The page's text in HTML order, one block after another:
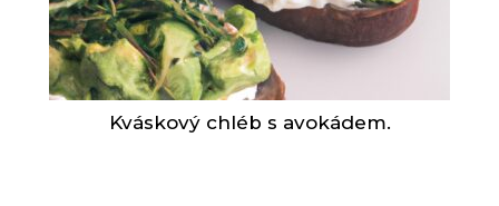
Kváskový chléb s avokádem.